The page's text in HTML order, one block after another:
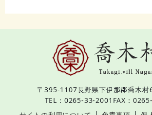
〒395-1107長野県下伊那郡喬木
TEL：0265-33-2001 FAX：